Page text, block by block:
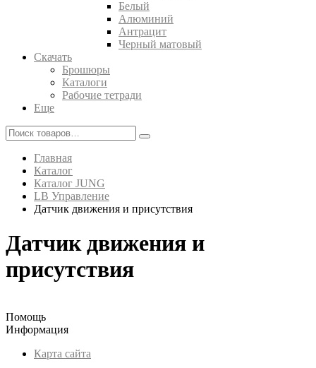
Белый
Алюминий
Антрацит
Черный матовый
Скачать
Брошюры
Каталоги
Рабочие тетради
Еще
Главная
Каталог
Каталог JUNG
LB Управление
Датчик движения и присутствия
Датчик движения и
присутствия
Помощь
Информация
Карта сайта